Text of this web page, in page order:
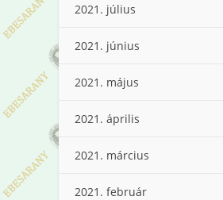
2021. július
2021. június
2021. május
2021. április
2021. március
2021. február